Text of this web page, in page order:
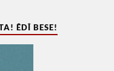
ÊDÎ BESE!